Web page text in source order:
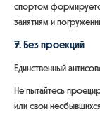
спортом
занятиям и
7. Без проекций
Единственный
Не пытайтесь
или свои